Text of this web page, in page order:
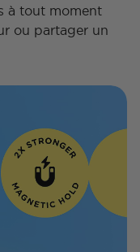
à tout moment
ou partager un